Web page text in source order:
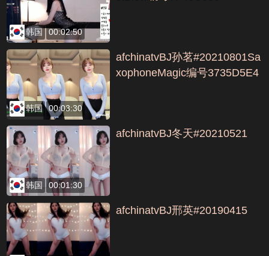
韩国 00:02:50
韩国 00:03:30
afchinatvBJ孙茗#20210801Sa
xophoneMagic编号3735D5E4
韩国 00:01:30
afchinatvBJ冬天#20210521
afchinatvBJ邢英#20190415